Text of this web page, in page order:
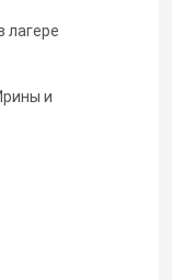
лагере
и